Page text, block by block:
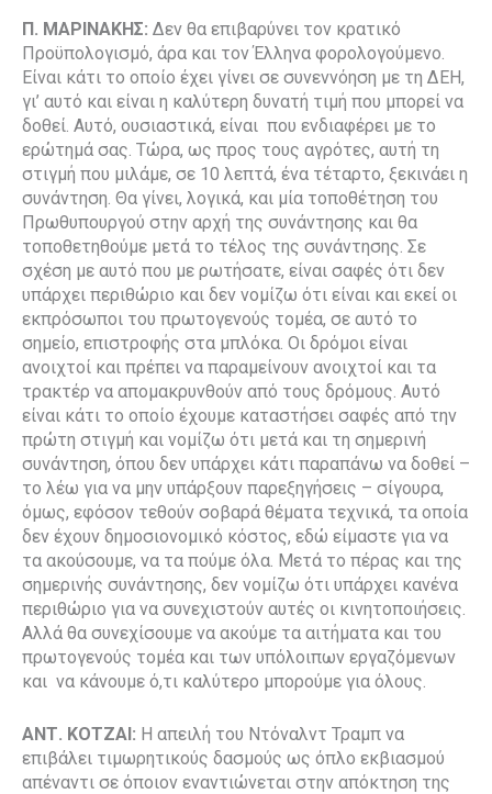
Π. ΜΑΡΙΝΑΚΗΣ: Δεν θα επιβαρύνει τον κρατικό
Προϋπολογισμό, άρα και τον Έλληνα φορολογούμενο.
Είναι κάτι το οποίο έχει γίνει σε συνεννόηση με τη ΔΕΗ,
γι’ αυτό και είναι η καλύτερη δυνατή τιμή που μπορεί να
δοθεί. Αυτό, ουσιαστικά, είναι που ενδιαφέρει με το
ερώτημά σας. Τώρα, ως προς τους αγρότες, αυτή τη
στιγμή που μιλάμε, σε 10 λεπτά, ένα τέταρτο, ξεκινάει η
συνάντηση. Θα γίνει, λογικά, και μία τοποθέτηση του
Πρωθυπουργού στην αρχή της συνάντησης και θα
τοποθετηθούμε μετά το τέλος της συνάντησης. Σε
σχέση με αυτό που με ρωτήσατε, είναι σαφές ότι δεν
υπάρχει περιθώριο και δεν νομίζω ότι είναι και εκεί οι
εκπρόσωποι του πρωτογενούς τομέα, σε αυτό το
σημείο, επιστροφής στα μπλόκα. Οι δρόμοι είναι
ανοιχτοί και πρέπει να παραμείνουν ανοιχτοί και τα
τρακτέρ να απομακρυνθούν από τους δρόμους. Αυτό
είναι κάτι το οποίο έχουμε καταστήσει σαφές από την
πρώτη στιγμή και νομίζω ότι μετά και τη σημερινή
συνάντηση, όπου δεν υπάρχει κάτι παραπάνω να δοθεί –
το λέω για να μην υπάρξουν παρεξηγήσεις – σίγουρα,
όμως, εφόσον τεθούν σοβαρά θέματα τεχνικά, τα οποία
δεν έχουν δημοσιονομικό κόστος, εδώ είμαστε για να
τα ακούσουμε, να τα πούμε όλα. Μετά το πέρας και της
σημερινής συνάντησης, δεν νομίζω ότι υπάρχει κανένα
περιθώριο για να συνεχιστούν αυτές οι κινητοποιήσεις.
Αλλά θα συνεχίσουμε να ακούμε τα αιτήματα και του
πρωτογενούς τομέα και των υπόλοιπων εργαζόμενων
και να κάνουμε ό,τι καλύτερο μπορούμε για όλους.
ΑΝΤ. ΚΟΤΖΑΙ: Η απειλή του Ντόναλντ Τραμπ να
επιβάλει τιμωρητικούς δασμούς ως όπλο εκβιασμού
απέναντι σε όποιον εναντιώνεται στην απόκτηση της